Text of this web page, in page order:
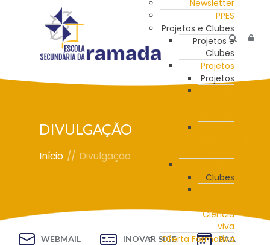
Newsletter
PPES
Projetos e Clubes
Projetos e
Clubes
Projetos
Projetos
Clubes
Ciência
viva
Oferta Formativa
DIVULGAÇÃO
Início // Divulgação
WEBMAIL INOVAR SIGE PAA